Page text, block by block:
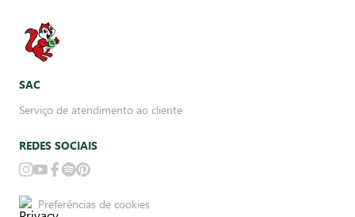
SAC
Serviço de atendimento ao cliente
REDES SOCIAIS
Preferências de cookies